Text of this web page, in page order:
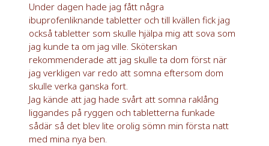
Under dagen hade jag fått några
ibuprofenliknande tabletter och till kvällen fick jag
också tabletter som skulle hjälpa mig att sova som
jag kunde ta om jag ville. Sköterskan
rekommenderade att jag skulle ta dom först när
jag verkligen var redo att somna eftersom dom
skulle verka ganska fort.
Jag kände att jag hade svårt att somna raklång
liggandes på ryggen och tabletterna funkade
sådär så det blev lite orolig sömn min första natt
med mina nya ben.